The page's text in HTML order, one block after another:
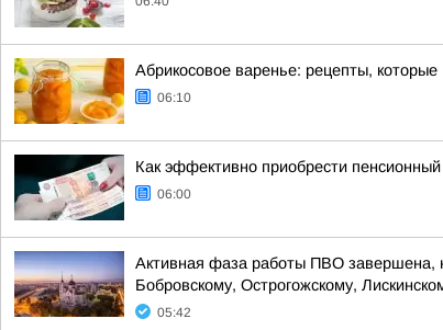
Абрикосовое варенье: рецепты,
06:10
Как эффективно приобрести
06:00
Активная фаза работы ПВО завершена,
Бобровскому, Острогожскому,
05:42